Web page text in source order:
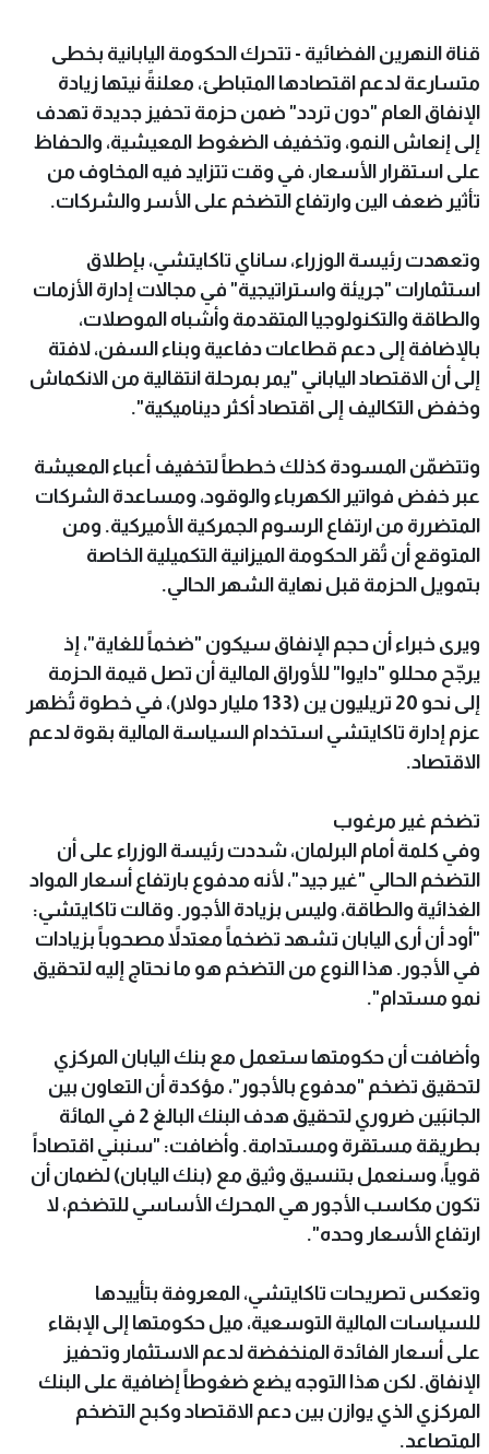
قناة النهرين الفضائية - تتحرك الحكومة اليابانية بخطى
متسارعة لدعم اقتصادها المتباطئ، معلنةً نيتها زيادة
الإنفاق العام "دون تردد" ضمن حزمة تحفيز جديدة تهدف
إلى إنعاش النمو، وتخفيف الضغوط المعيشية، والحفاظ
على استقرار الأسعار، في وقت تتزايد فيه المخاوف من
تأثير ضعف الين وارتفاع التضخم على الأسر والشركات.
وتعهدت رئيسة الوزراء، ساناي تاكايتشي، بإطلاق
استثمارات "جريئة واستراتيجية" في مجالات إدارة الأزمات
والطاقة والتكنولوجيا المتقدمة وأشباه الموصلات،
بالإضافة إلى دعم قطاعات دفاعية وبناء السفن، لافتة
إلى أن الاقتصاد الياباني "يمر بمرحلة انتقالية من الانكماش
وخفض التكاليف إلى اقتصاد أكثر ديناميكية".
وتتضمّن المسودة كذلك خططاً لتخفيف أعباء المعيشة
عبر خفض فواتير الكهرباء والوقود، ومساعدة الشركات
المتضررة من ارتفاع الرسوم الجمركية الأميركية. ومن
المتوقع أن تُقر الحكومة الميزانية التكميلية الخاصة
بتمويل الحزمة قبل نهاية الشهر الحالي.
ويرى خبراء أن حجم الإنفاق سيكون "ضخماً للغاية"، إذ
يرجّح محللو "دايوا" للأوراق المالية أن تصل قيمة الحزمة
إلى نحو 20 تريليون ين (133 مليار دولار)، في خطوة تُظهر
عزم إدارة تاكايتشي استخدام السياسة المالية بقوة لدعم
الاقتصاد.
تضخم غير مرغوب
وفي كلمة أمام البرلمان، شددت رئيسة الوزراء على أن
التضخم الحالي "غير جيد"، لأنه مدفوع بارتفاع أسعار المواد
الغذائية والطاقة، وليس بزيادة الأجور. وقالت تاكايتشي:
"أود أن أرى اليابان تشهد تضخماً معتدلاً مصحوباً بزيادات
في الأجور. هذا النوع من التضخم هو ما نحتاج إليه لتحقيق
نمو مستدام".
وأضافت أن حكومتها ستعمل مع بنك اليابان المركزي
لتحقيق تضخم "مدفوع بالأجور"، مؤكدة أن التعاون بين
الجانبَين ضروري لتحقيق هدف البنك البالغ 2 في المائة
بطريقة مستقرة ومستدامة. وأضافت: "سنبني اقتصاداً
قوياً، وسنعمل بتنسيق وثيق مع (بنك اليابان) لضمان أن
تكون مكاسب الأجور هي المحرك الأساسي للتضخم، لا
ارتفاع الأسعار وحده".
وتعكس تصريحات تاكايتشي، المعروفة بتأييدها
للسياسات المالية التوسعية، ميل حكومتها إلى الإبقاء
على أسعار الفائدة المنخفضة لدعم الاستثمار وتحفيز
الإنفاق. لكن هذا التوجه يضع ضغوطاً إضافية على البنك
المركزي الذي يوازن بين دعم الاقتصاد وكبح التضخم
المتصاعد.